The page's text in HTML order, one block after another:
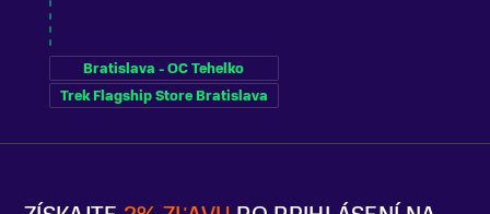
Bratislava - OC Tehelko
Trek Flagship Store Bratislava